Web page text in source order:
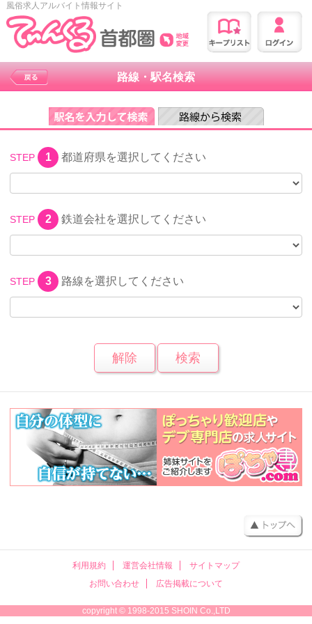
風俗求人アルバイト情報サイト
路線・駅名検索
STEP 1 都道府県を選択してください
STEP 2 鉄道会社を選択してください
STEP 3 路線を選択してください
利用規約 運営会社情報
サイトマップ
お問い合わせ
広告掲載について
copyright © 1998-2015 SHOIN Co.,LTD